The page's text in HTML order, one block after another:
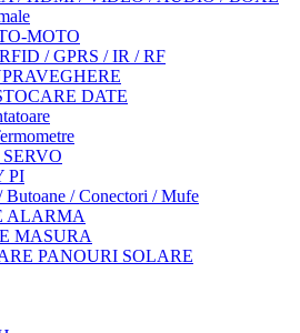
MOTO
/ GPRS / IR / RF
DATE
PI
Butoane / Conectori / Mufe
ALARMA
MASURA
PANOURI SOLARE